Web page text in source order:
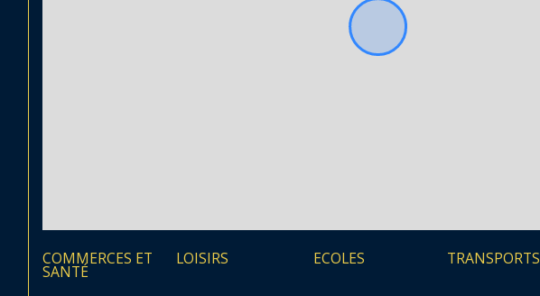
COMMERCES ET
SANTÉ
LOISIRS ECOLES TRANSPORTS